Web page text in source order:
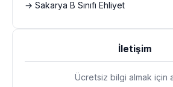
→ Sakarya B Sınıfı Ehliyet
İletişim
Ücretsiz bilgi almak için